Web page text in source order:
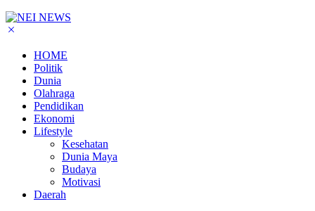
HOME
Politik
Dunia
Olahraga
Pendidikan
Ekonomi
Lifestyle
Kesehatan
Dunia Maya
Budaya
Motivasi
Daerah